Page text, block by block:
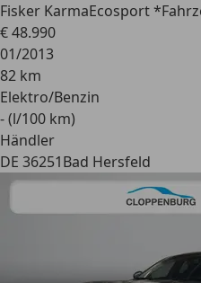
Fisker KarmaEcosport
€ 48.990
01/2013
82 km
Elektro/Benzin
- (l/100 km)
Händler
DE 36251Bad Hersfeld